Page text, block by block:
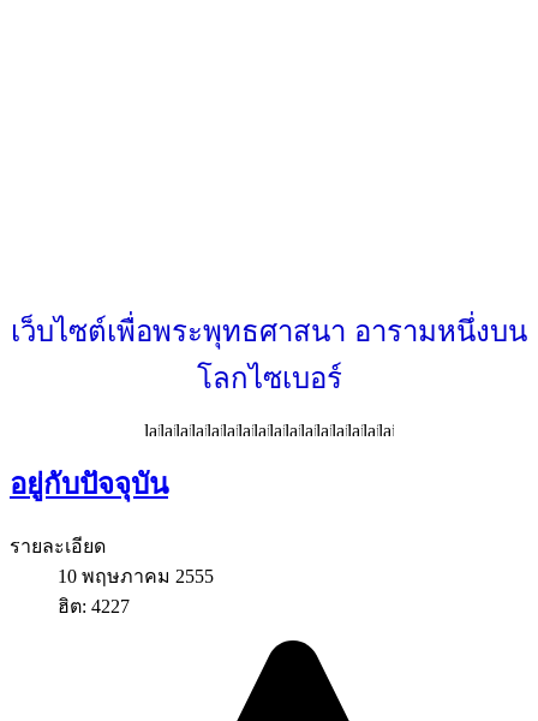
เว็บไซต์เพื่อพระพุทธศาสนา อารามหนึ่งบน
โลกไซเบอร์
อยู่กับปัจจุบัน
รายละเอียด
10 พฤษภาคม 2555
ฮิต: 4227